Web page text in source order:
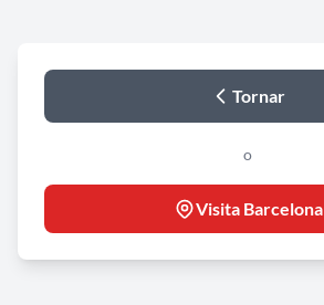
Tornar
o
Visita Barcelona